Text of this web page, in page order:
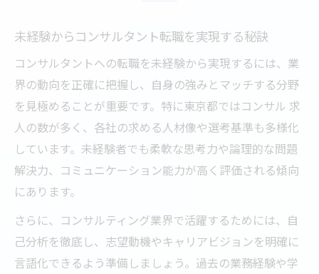
未経験からコンサルタント転職を実現する秘訣
コンサルタントへの転職を未経験から実現するには、業
界の動向を正確に把握し、自身の強みとマッチする分野
を見極めることが重要です。特に東京都ではコンサル 求
人の数が多く、各社の求める人材像や選考基準も多様化
しています。未経験者でも柔軟な思考力や論理的な問題
解決力、コミュニケーション能力が高く評価される傾向
にあります。
さらに、コンサルティング業界で活躍するためには、自
己分析を徹底し、志望動機やキャリアビジョンを明確に
言語化できるよう準備しましょう。過去の業務経験や学